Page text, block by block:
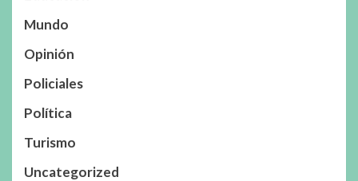
Mundo
Opinión
Policiales
Política
Turismo
Uncategorized